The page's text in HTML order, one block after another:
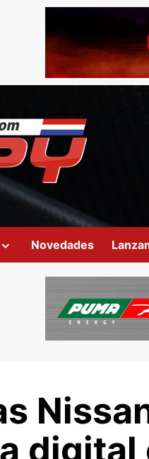
Novedades
digital